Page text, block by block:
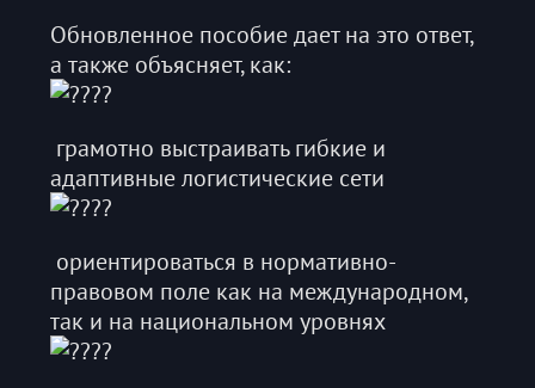
Обновленное пособие дает на это ответ,
а также объясняет, как:
грамотно выстраивать гибкие и
адаптивные логистические сети
ориентироваться в нормативно-
правовом поле как на международном,
так и на национальном уровнях